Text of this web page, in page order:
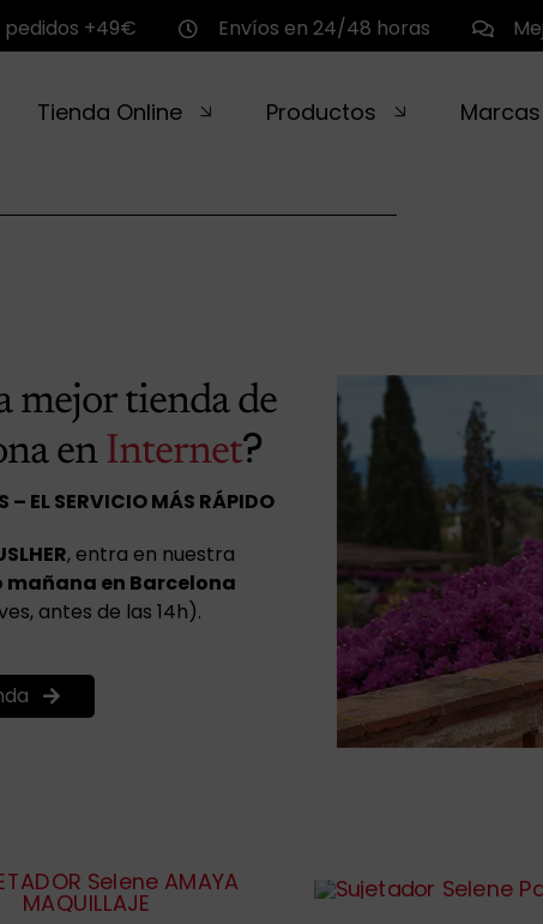
+49€ Envíos en 24/48 horas
Tienda Online Productos Marcas
mejor tienda de
en Internet?
– EL SERVICIO MÁS RÁPIDO
, entra en nuestra
mañana en Barcelona
antes de las 14h).